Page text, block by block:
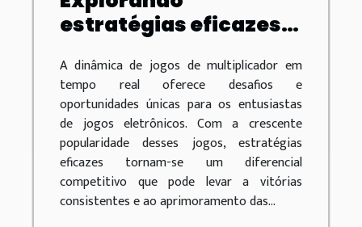
estratégias eficazes
multiplicador em
tempo real
A dinâmica de jogos de multiplicador em
tempo real oferece desafios e
oportunidades únicas para os entusiastas
de jogos eletrônicos. Com a crescente
popularidade desses jogos, estratégias
eficazes tornam-se um diferencial
competitivo que pode levar a vitórias
consistentes e ao aprimoramento das...